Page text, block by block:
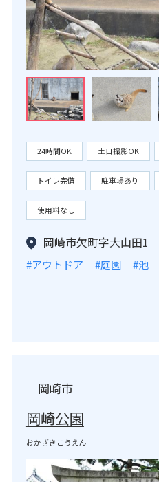
24時間OK 土日撮影OK
トイレ完備 駐車場あり
使用料なし
岡崎市欠町字大山田1
#アウトドア #庭園 #池
岡崎市
岡崎公園
おかざきこうえん